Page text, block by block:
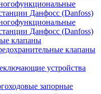
Данфосс (Danfoss)
Данфосс (Danfoss)
клапаны
клапаны
устройства
запорные